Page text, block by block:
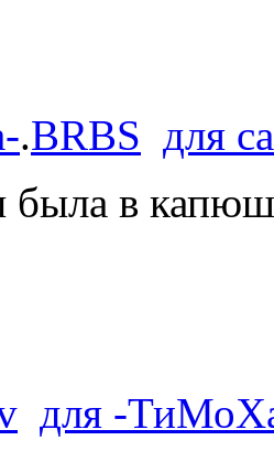
.BRBS для
была в
для -